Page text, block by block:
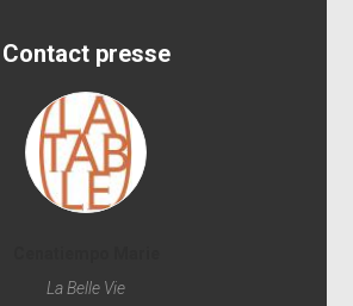
Contact presse
La Belle Vie